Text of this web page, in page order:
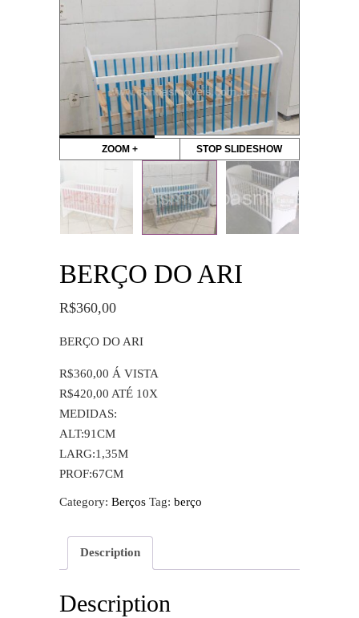
ZOOM + STOP SLIDESHOW
BERÇO DO ARI
R$360,00
BERÇO DO ARI
R$360,00 Á VISTA
R$420,00 ATÉ 10X
MEDIDAS:
ALT:91CM
LARG:1,35M
PROF:67CM
Category: Berços Tag: berço
Description
Description